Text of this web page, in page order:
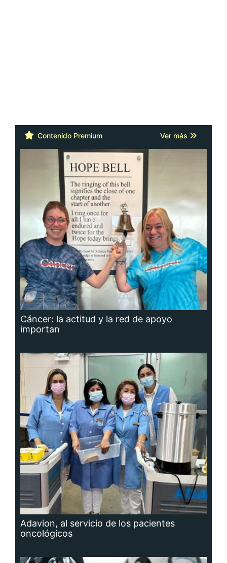
Contenido Premium Ver más
Cáncer: la actitud y la red de apoyo
importan
Adavion, al servicio de los pacientes
oncológicos